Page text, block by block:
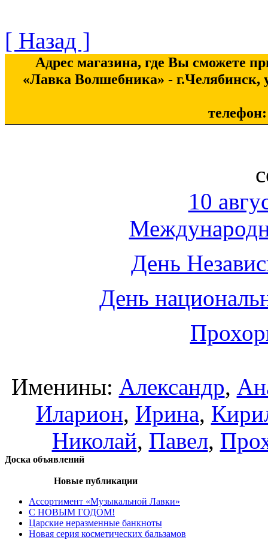
[ Назад ]
Адрес магазина, где Вы сможете
«Лавка Волшебника» - г.Челябинск,
10
День
День
Именины: Александр,
Иларион, Ирина,
Николай, Павел,
Доска объявлений
Новые публикации
Ассортимент «Музыкальной Лавки»
С НОВЫМ ГОДОМ!
Царские неразменные банкноты
Новая серия косметических бальзамов